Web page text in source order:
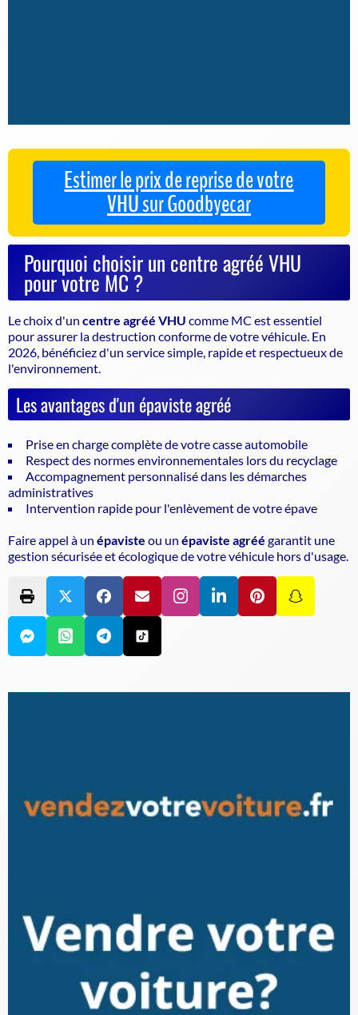
Estimer le prix de reprise de votre
VHU sur Goodbyecar
Pourquoi choisir un centre agréé VHU
pour votre MC ?
Le choix d'un centre agréé VHU comme MC est essentiel
pour assurer ladestruction conforme de votre véhicule . En
2026, bénéficiez d'un service simple, rapide et respectueux de
l'environnement.
Les avantages d'un épaviste agréé
Prise en charge complète de votre casse automobile
Respect des normes environnementales lors du recyclage
Accompagnement personnalisé dans les démarches
administratives
Intervention rapide pour l'enlèvement de votre épave
Faire appel à un épaviste ou un épaviste agréé garantit une
gestion sécurisée et écologique de votre véhicule hors d'usage.